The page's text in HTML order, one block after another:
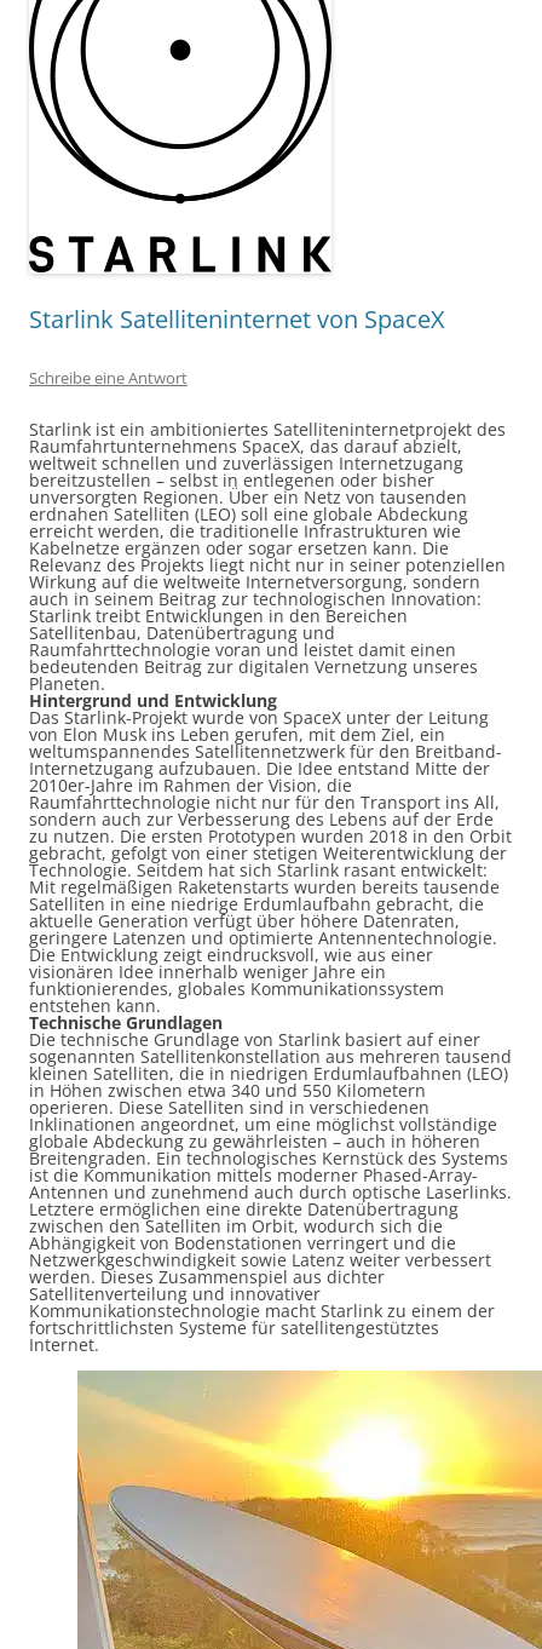
Starlink Satelliteninternet von SpaceX
Schreibe eine Antwort
Starlink ist ein ambitioniertes Satelliteninternetprojekt des
Raumfahrtunternehmens SpaceX, das darauf abzielt,
weltweit schnellen und zuverlässigen Internetzugang
bereitzustellen – selbst in entlegenen oder bisher
unversorgten Regionen. Über ein Netz von tausenden
erdnahen Satelliten (LEO) soll eine globale Abdeckung
erreicht werden, die traditionelle Infrastrukturen wie
Kabelnetze ergänzen oder sogar ersetzen kann. Die
Relevanz des Projekts liegt nicht nur in seiner potenziellen
Wirkung auf die weltweite Internetversorgung, sondern
auch in seinem Beitrag zur technologischen Innovation:
Starlink treibt Entwicklungen in den Bereichen
Satellitenbau, Datenübertragung und
Raumfahrttechnologie voran und leistet damit einen
bedeutenden Beitrag zur digitalen Vernetzung unseres
Planeten.
Hintergrund und Entwicklung
Das Starlink-Projekt wurde von SpaceX unter der Leitung
von Elon Musk ins Leben gerufen, mit dem Ziel, ein
weltumspannendes Satellitennetzwerk für den Breitband-
Internetzugang aufzubauen. Die Idee entstand Mitte der
2010er-Jahre im Rahmen der Vision, die
Raumfahrttechnologie nicht nur für den Transport ins All,
sondern auch zur Verbesserung des Lebens auf der Erde
zu nutzen. Die ersten Prototypen wurden 2018 in den Orbit
gebracht, gefolgt von einer stetigen Weiterentwicklung der
Technologie. Seitdem hat sich Starlink rasant entwickelt:
Mit regelmäßigen Raketenstarts wurden bereits tausende
Satelliten in eine niedrige Erdumlaufbahn gebracht, die
aktuelle Generation verfügt über höhere Datenraten,
geringere Latenzen und optimierte Antennentechnologie.
Die Entwicklung zeigt eindrucksvoll, wie aus einer
visionären Idee innerhalb weniger Jahre ein
funktionierendes, globales Kommunikationssystem
entstehen kann.
Technische Grundlagen
Die technische Grundlage von Starlink basiert auf einer
sogenannten Satellitenkonstellation aus mehreren tausend
kleinen Satelliten, die in niedrigen Erdumlaufbahnen (LEO)
in Höhen zwischen etwa 340 und 550 Kilometern
operieren. Diese Satelliten sind in verschiedenen
Inklinationen angeordnet, um eine möglichst vollständige
globale Abdeckung zu gewährleisten – auch in höheren
Breitengraden. Ein technologisches Kernstück des Systems
ist die Kommunikation mittels moderner Phased-Array-
Antennen und zunehmend auch durch optische Laserlinks.
Letztere ermöglichen eine direkte Datenübertragung
zwischen den Satelliten im Orbit, wodurch sich die
Abhängigkeit von Bodenstationen verringert und die
Netzwerkgeschwindigkeit sowie Latenz weiter verbessert
werden. Dieses Zusammenspiel aus dichter
Satellitenverteilung und innovativer
Kommunikationstechnologie macht Starlink zu einem der
fortschrittlichsten Systeme für satellitengestütztes
Internet.